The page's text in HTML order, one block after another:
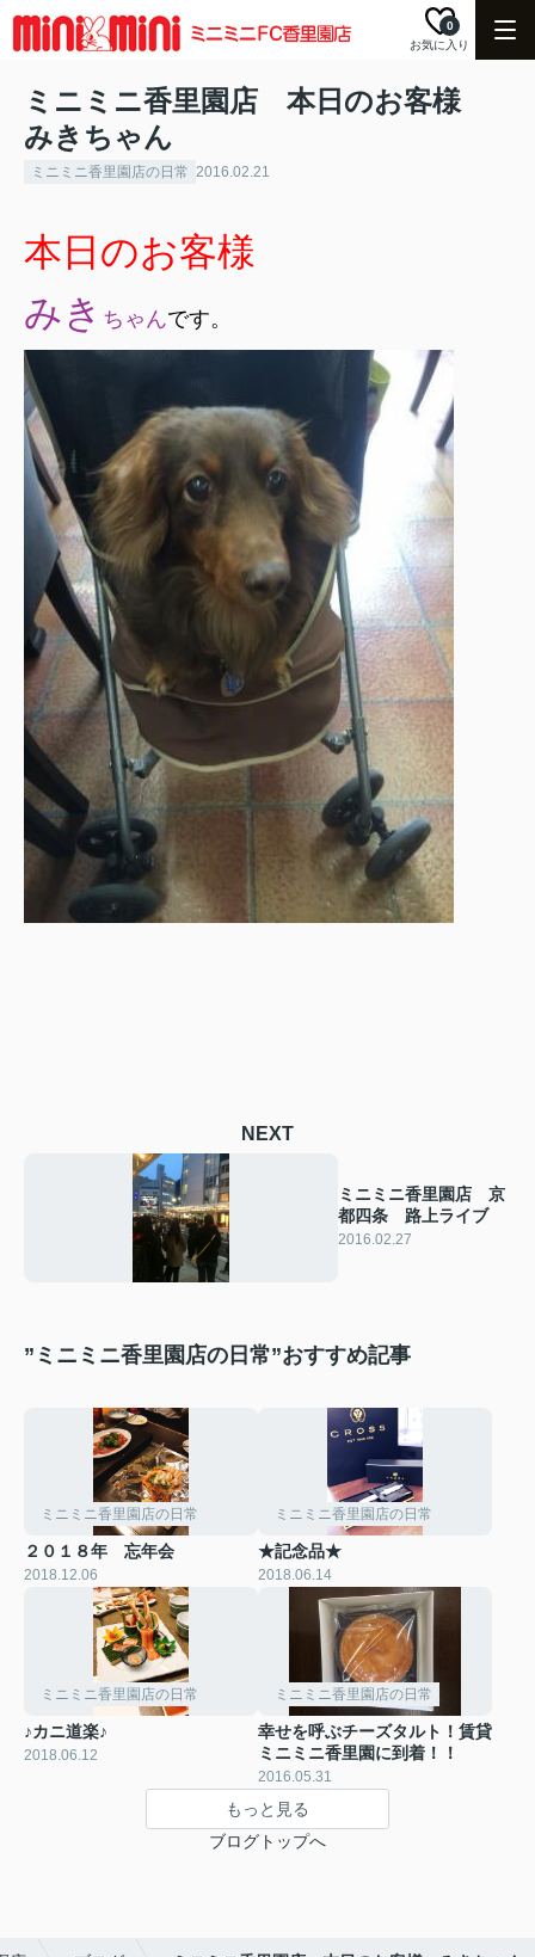
お気に入り
0
ミニミニ香里園店 本日のお客様
みきちゃん
ミニミニ香里園店の日常 2016.02.21
本日のお客様
みき ちゃんです。
NEXT
ミニミニ香里園店 京
都四条 路上ライブ
2016.02.27
”ミニミニ香里園店の日常”おすすめ記事
ミニミニ香里園店の日常
２０１８年 忘年会
2018.12.06
ミニミニ香里園店の日常
★記念品★
2018.06.14
ミニミニ香里園店の日常
♪カニ道楽♪
2018.06.12
ミニミニ香里園店の日常
幸せを呼ぶチーズタルト！賃貸
ミニミニ香里園に到着！！
2016.05.31
もっと見る
ブログトップへ